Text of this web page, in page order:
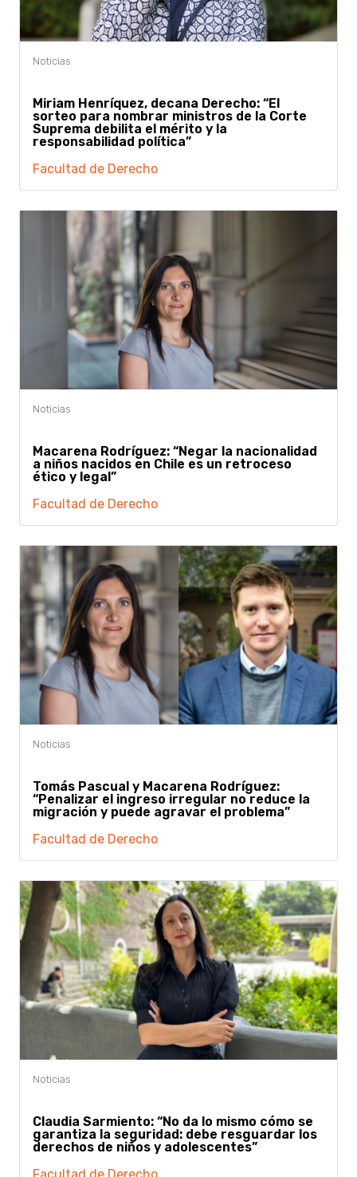
Miriam Henríquez, decana Derecho: “El
sorteo para nombrar ministros de la Corte
Suprema debilita el mérito y la
responsabilidad política”
Facultad de Derecho
Macarena Rodríguez: “Negar la nacionalidad
a niños nacidos en Chile es un retroceso
ético y legal”
Facultad de Derecho
Tomás Pascual y Macarena Rodríguez:
“Penalizar el ingreso irregular no reduce la
migración y puede agravar el problema”
Facultad de Derecho
Claudia Sarmiento: “No da lo mismo cómo se
garantiza la seguridad: debe resguardar los
derechos de niños y adolescentes”
Facultad de Derecho